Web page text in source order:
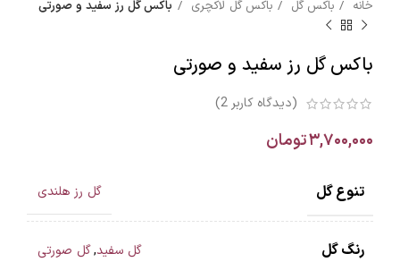
خانه باکس گل باکس گل لاکچری باکس گل رز سفید و صورتی
باکس گل رز سفید و صورتی
(دیدگاه کاربر 2
)
۳,۷۰۰,۰۰۰تومان
تنوع گل گل رز هلندی
رنگ گل گل سفید,گل صورتی